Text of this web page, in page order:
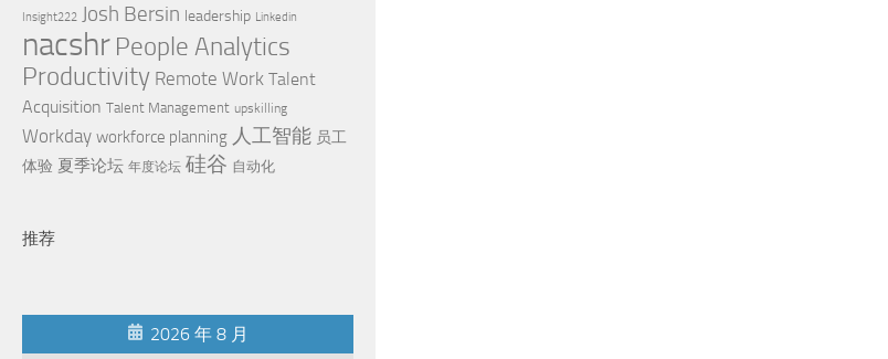
Insight222 Josh Bersin leadership Linkedin
nacshr People Analytics
Productivity Remote Work Talent
Acquisition Talent Management upskilling
Workday workforce planning 人工智能 员工
体验 夏季论坛 年度论坛 硅谷 自动化
推荐
2026 年 8 月